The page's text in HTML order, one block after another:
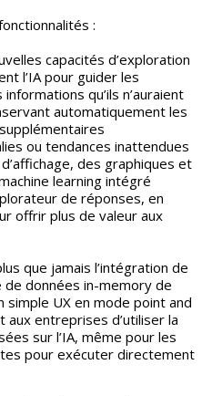
:
capacités d’exploration
l’IA pour guider les
qu’ils n’auraient
automatiquement les
ou tendances inattendues
des graphiques et
learning intégré
de réponses, en
offrir plus de valeur aux
que jamais l’intégration de
de données in-memory de
simple UX en mode point and
aux entreprises d’utiliser la
sur l’IA, même pour les
pour exécuter directement